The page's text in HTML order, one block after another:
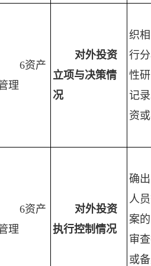
6资产
理
对外投资
立项与决策情
况
织
行
性
记
资
6资产
理
对外投资
执行控制情况
确
人
案
审
或